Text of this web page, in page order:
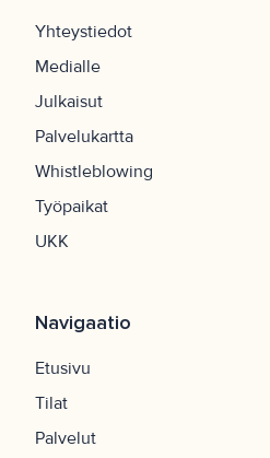
Yhteystiedot
Medialle
Julkaisut
Palvelukartta
Whistleblowing
Työpaikat
UKK
Navigaatio
Etusivu
Tilat
Palvelut